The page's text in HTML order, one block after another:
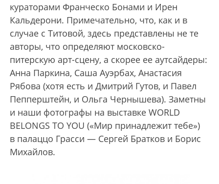
кураторами Франческо Бонами и Ирен
Кальдерони. Примечательно, что, как и в
случае с Титовой, здесь представлены не те
авторы, что определяют московско-
питерскую арт-сцену, а скорее ее аутсайдеры:
Анна Паркина, Саша Ауэрбах, Анастасия
Рябова (хотя есть и Дмитрий Гутов, и Павел
Пепперштейн, и Ольга Чернышева). Заметны
и наши фотографы на выставке WORLD
BELONGS TO YOU («Мир принадлежит тебе»)
в палаццо Грасси — Сергей Братков и Борис
Михайлов.